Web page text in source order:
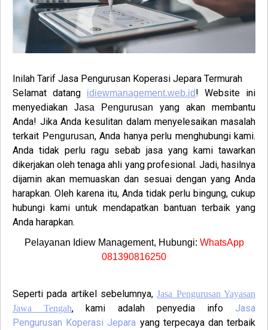
Inilah Tarif Jasa Pengurusan Koperasi Jepara Termurah
Selamat datang
idiewmanagement.web.id! Website ini
menyediakan
Jasa Pengurusan
yang akan membantu
Anda! Jika Anda kesulitan dalam menyelesaikan masalah
terkait Pengurusan, Anda hanya perlu menghubungi kami.
Anda tidak perlu ragu sebab jasa yang kami tawarkan
dikerjakan oleh tenaga ahli yang profesional. Jadi, hasilnya
dijamin akan memuaskan dan sesuai dengan yang Anda
harapkan. Oleh karena itu, Anda tidak perlu bingung, cukup
hubungi kami untuk mendapatkan bantuan terbaik yang
Anda harapkan.
Pelayanan Idiew Management, Hubungi: WhatsApp
081390816250
Seperti pada artikel sebelumnya,Jasa Pengurusan Yayasan
Jawa Tengah, kami adalah penyedia infoJasa
Pengurusan Koperasi Jepara yang terpecaya dan terbaik